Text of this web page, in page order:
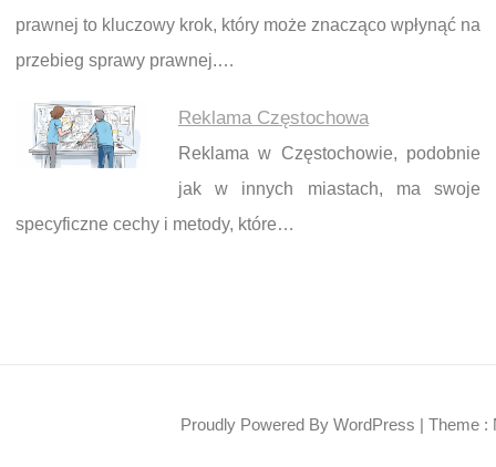
prawnej to kluczowy krok, który może znacząco wpłynąć na
przebieg sprawy prawnej.…
Reklama Częstochowa
Reklama w Częstochowie, podobnie
jak w innych miastach, ma swoje
specyficzne cechy i metody, które…
Proudly Powered By WordPress | Theme :